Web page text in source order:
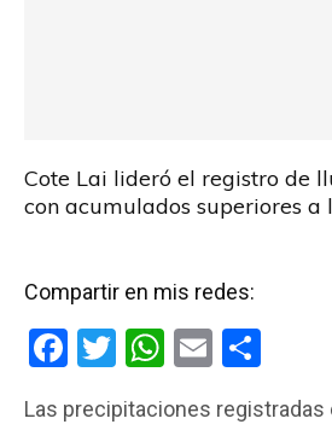
Cote Lai lideró el registro de
con acumulados superiores
Compartir en mis redes:
F
T
W E
Las precipitaciones registradas